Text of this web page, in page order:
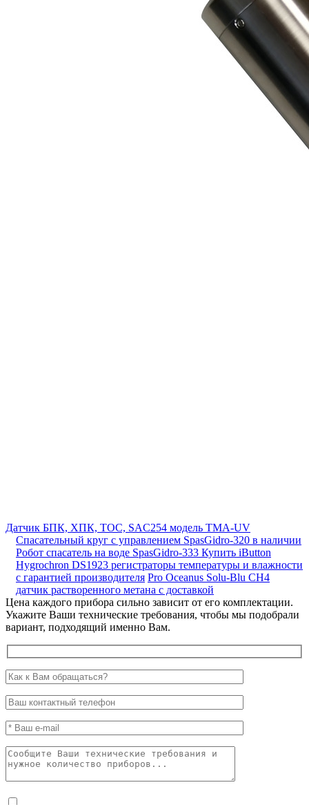
Датчик БПК, ХПК, ТОС, SAC254 модель ТМА-UV
Cпасательный круг с управлением SpasGidro-320 в наличии
Робот спасатель на воде SpasGidro-333 Купить iButton
Hygrochron DS1923 регистраторы температуры и влажности
с гарантией производителя Pro Oceanus Solu-Blu CH4
датчик растворенного метана с доставкой
Цена каждого прибора сильно зависит от его комплектации.
Укажите Ваши технические требования, чтобы мы подобрали
вариант, подходящий именно Вам.